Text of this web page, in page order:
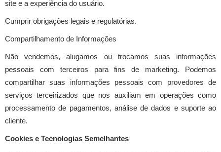
site e a experiência do usuário.
Cumprir obrigações legais e regulatórias.
Compartilhamento de Informações
Não vendemos, alugamos ou trocamos suas informações
pessoais com terceiros para fins de marketing. Podemos
compartilhar suas informações pessoais com provedores de
serviços terceirizados que nos auxiliam em operações como
processamento de pagamentos, análise de dados e suporte ao
cliente.
Cookies e Tecnologias Semelhantes